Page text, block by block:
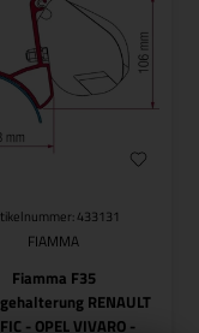
433131
FIAMMA
Fiamma F35
RENAULT
- OPEL VIVARO -